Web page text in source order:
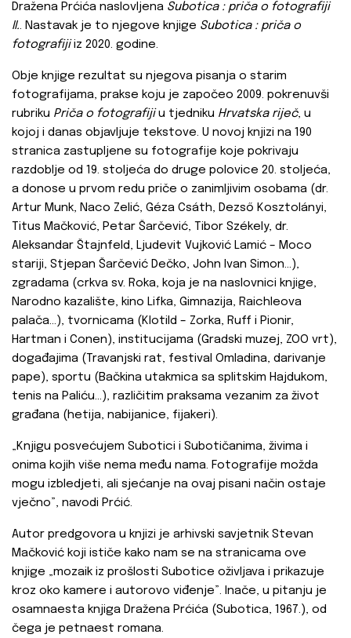
Dražena Prćića naslovljena Subotica : priča o fotografiji
II.. Nastavak je to njegove knjige Subotica : priča o
fotografijiiz 2020. godine.
Obje knjige rezultat su njegova pisanja o starim
fotografijama, prakse koju je započeo 2009. pokrenuvši
rubriku Priča o fotografijiu tjedniku Hrvatska riječ, u
kojoj i danas objavljuje tekstove. U novoj knjizi na 190
stranica zastupljene su fotografije koje pokrivaju
razdoblje od 19. stoljeća do druge polovice 20. stoljeća,
a donose u prvom redu priče o zanimljivim osobama (dr.
Artur Munk, Naco Zelić, Géza Csáth, Dezső Kosztolányi,
Titus Mačković, Petar Šarčević, Tibor Székely, dr.
Aleksandar Štajnfeld, Ljudevit Vujković Lamić – Moco
stariji, Stjepan Šarčević Dečko, John Ivan Simon...),
zgradama (crkva sv. Roka, koja je na naslovnici knjige,
Narodno kazalište, kino Lifka, Gimnazija, Raichleova
palača...), tvornicama (Klotild – Zorka, Ruff i Pionir,
Hartman i Conen), institucijama (Gradski muzej, ZOO vrt),
događajima (Travanjski rat, festival Omladina, darivanje
pape), sportu (Bačkina utakmica sa splitskim Hajdukom,
tenis na Paliću...), različitim praksama vezanim za život
građana (hetija, nabijanice, fijakeri).
„Knjigu posvećujem Subotici i Subotičanima, živima i
onima kojih više nema među nama. Fotografije možda
mogu izbledjeti, ali sjećanje na ovaj pisani način ostaje
vječno”, navodi Prćić.
Autor predgovora u knjizi je arhivski savjetnik Stevan
Mačković koji ističe kako nam se na stranicama ove
knjige „mozaik iz prošlosti Subotice oživljava i prikazuje
kroz oko kamere i autorovo viđenje”. Inače, u pitanju je
osamnaesta knjiga Dražena Prćića (Subotica, 1967.), od
čega je petnaest romana.